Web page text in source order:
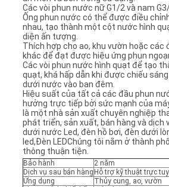
Các vòi phun nước nữ G1/2 và nam
Ống phun nước có thể được điều
nhau, tạo thành một cột nước hình
diện ấn tượng.
Thích hợp cho ao, khu vườn hoặc các
khác để đạt được hiệu ứng phun
Các vòi phun nước hình quạt để tạo
quạt, khá hấp dẫn khi được chiếu
dưới nước vào ban đêm.
Hiệu suất của tất cả các đầu phun
hưởng trực tiếp bởi sức mạnh của
là một nhà sản xuất chuyên nghiệp
phát triển, sản xuất, bán hàng và dịch
dưới nước Led, đèn hồ bơi, đèn dưới
led,Đèn LEDChúng tôi nằm ở thành
thông thuận tiện.
Bảo hành
2 năm
Dịch vụ sau bán hàng Hỗ trợ kỹ thuật trực
Ứng dụng
Thủy cung, ao, vườn